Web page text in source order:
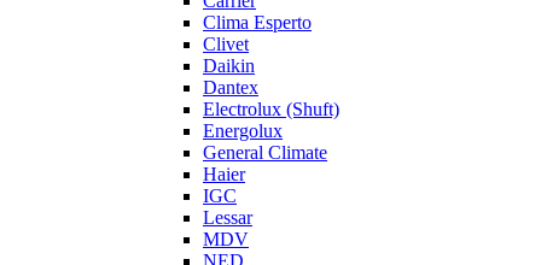
Clima Esperto
Clivet
Daikin
Dantex
Electrolux (Shuft)
Energolux
General Climate
Haier
IGC
Lessar
MDV
NED